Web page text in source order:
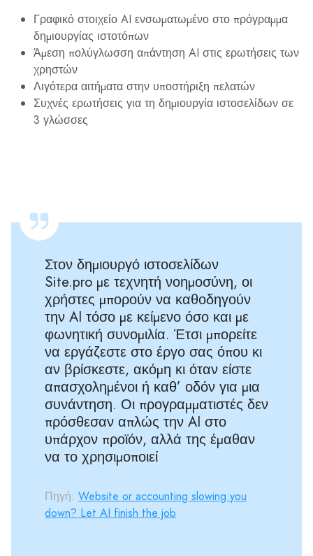
Γραφικό στοιχείο AI ενσωματωμένο στο πρόγραμμα
δημιουργίας ιστοτόπων
Άμεση πολύγλωσση απάντηση AI στις ερωτήσεις των
χρηστών
Λιγότερα αιτήματα στην υποστήριξη πελατών
Συχνές ερωτήσεις για τη δημιουργία ιστοσελίδων σε
3 γλώσσες
Στον δημιουργό ιστοσελίδων
Site.pro με τεχνητή νοημοσύνη, οι
χρήστες μπορούν να καθοδηγούν
την AI τόσο με κείμενο όσο και με
φωνητική συνομιλία. Έτσι μπορείτε
να εργάζεστε στο έργο σας όπου κι
αν βρίσκεστε, ακόμη κι όταν είστε
απασχολημένοι ή καθ’ οδόν για μια
συνάντηση. Οι προγραμματιστές δεν
πρόσθεσαν απλώς την AI στο
υπάρχον προϊόν, αλλά της έμαθαν
να το χρησιμοποιεί
Πηγή: Website or accounting slowing you
down? Let AI finish the job